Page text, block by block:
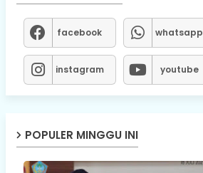
facebook whatsapp
instagram youtube
POPULER MINGGU INI